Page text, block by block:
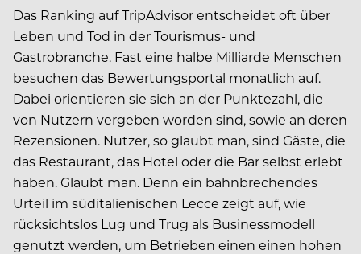
Das Ranking auf TripAdvisor entscheidet oft über
Leben und Tod in der Tourismus- und
Gastrobranche. Fast eine halbe Milliarde Menschen
besuchen das Bewertungsportal monatlich auf.
Dabei orientieren sie sich an der Punktezahl, die
von Nutzern vergeben worden sind, sowie an deren
Rezensionen. Nutzer, so glaubt man, sind Gäste, die
das Restaurant, das Hotel oder die Bar selbst erlebt
haben. Glaubt man. Denn ein bahnbrechendes
Urteil im süditalienischen Lecce zeigt auf, wie
rücksichtslos Lug und Trug als Businessmodell
genutzt werden, um Betrieben einen einen hohen